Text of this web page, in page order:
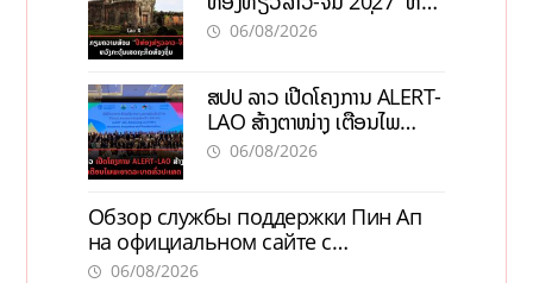
ກະຕຸ້ນເສດຖະກິດທ້ອງຖິ່ນ
06/08/2026
ສປປ ລາວ ເປີດໂຄງການ ALERT-
LAO ສ້າງຕາໜ່າງ ເຕືອນໄພ
ພະຍາດລະບາດທົ່ວປະເທດ
06/08/2026
Обзор службы поддержки Пин Ап
на официальном сайте с
актуальной информацией
06/08/2026